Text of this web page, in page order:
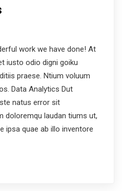
work we have done! At
iusto odio digni goiku
praese. Ntium voluum
Data Analytics Dut
natus error sit
doloremqu laudan tiums ut,
ipsa quae ab illo inventore